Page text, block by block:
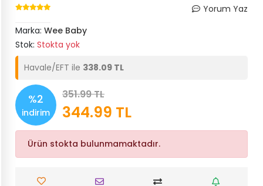
Yorum Yaz
Marka: Wee Baby
Stok: Stokta yok
Havale/EFT ile 338.09 TL
%2
indirim
351.99 TL
344.99 TL
Ürün stokta bulunmamaktadır.